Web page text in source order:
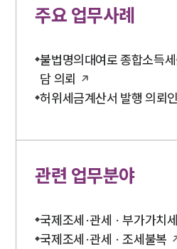
주요 업무사례
불법명의대여로 종합소득
담 의뢰
허위세금계산서 발행 의뢰
관련 업무분야
국제조세·관세 · 부가가치
국제조세·관세 · 조세불복